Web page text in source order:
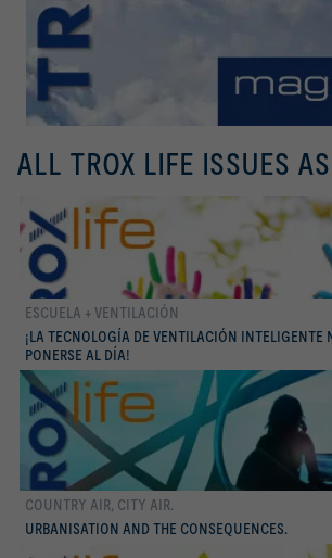
ALL TROX LIFE ISSUES
ESCUELA + VENTILACIÓN
¡LA TECNOLOGÍA DE VENTILACIÓN INTELIGENTE
PONERSE AL DÍA!
Conocer más
COUNTRY AIR, CITY AIR.
URBANISATION AND THE CONSEQUENCES.
Conocer más